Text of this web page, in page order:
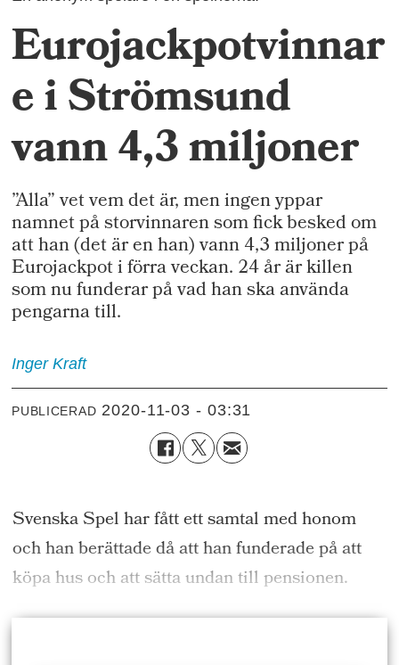
Eurojackpotvinnar
e i Strömsund
vann 4,3 miljoner
”Alla” vet vem det är, men ingen yppar
namnet på storvinnaren som fick besked om
att han (det är en han) vann 4,3 miljoner på
Eurojackpot i förra veckan. 24 år är killen
som nu funderar på vad han ska använda
pengarna till.
Inger Kraft
PUBLICERAD 2020-11-03 - 03:31
Svenska Spel har fått ett samtal med honom
och han berättade då att han funderade på att
köpa hus och att sätta undan till pensionen.